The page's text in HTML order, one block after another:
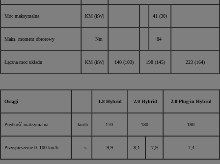
Moc maksymalna KM (kW) 41 (30)
Maks. moment obrotowy Nm 84
Łączna moc układu KM (kW) 140 (103) 198 (145) 223 (164)
Osiągi 1.8 Hybrid 2.0 Hybrid 2.0 Plug-in Hybrid
Prędkość maksymalna km/h 170 180 180
Przyspieszenie 0–100 km/h s 9,9 8,1 7,9 7,4